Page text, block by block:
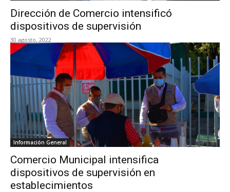
Dirección de Comercio intensificó
dispositivos de supervisión
30 agosto, 2022
Información General
Comercio Municipal intensifica
dispositivos de supervisión en
establecimientos